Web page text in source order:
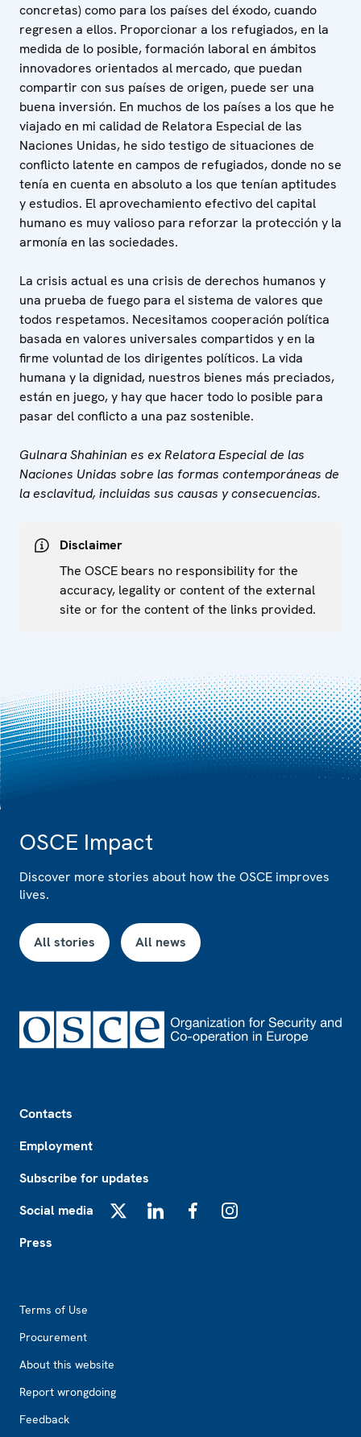
concretas) como para los países del éxodo, cuando
regresen a ellos. Proporcionar a los refugiados, en la
medida de lo posible, formación laboral en ámbitos
innovadores orientados al mercado, que puedan
compartir con sus países de origen, puede ser una
buena inversión. En muchos de los países a los que he
viajado en mi calidad de Relatora Especial de las
Naciones Unidas, he sido testigo de situaciones de
conflicto latente en campos de refugiados, donde no se
tenía en cuenta en absoluto a los que tenían aptitudes
y estudios. El aprovechamiento efectivo del capital
humano es muy valioso para reforzar la protección y la
armonía en las sociedades.
La crisis actual es una crisis de derechos humanos y
una prueba de fuego para el sistema de valores que
todos respetamos. Necesitamos cooperación política
basada en valores universales compartidos y en la
firme voluntad de los dirigentes políticos. La vida
humana y la dignidad, nuestros bienes más preciados,
están en juego, y hay que hacer todo lo posible para
pasar del conflicto a una paz sostenible.
Gulnara Shahinian es ex Relatora Especial de las
Naciones Unidas sobre las formas contemporáneas de
la esclavitud, incluidas sus causas y consecuencias.
Disclaimer
The OSCE bears no responsibility for the
accuracy, legality or content of the external
site or for the content of the links provided.
OSCE Impact
Discover more stories about how the OSCE improves
lives.
All stories All news
Contacts
Employment
Subscribe for updates
Social media
Press
Terms of Use
Procurement
About this website
Report wrongdoing
Feedback